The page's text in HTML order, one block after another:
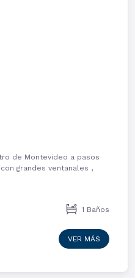
de Montevideo a pasos
grandes ventanales ,
1 Baños
VER MÁS